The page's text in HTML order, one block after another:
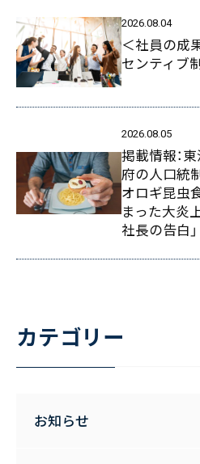
2026.08.04
＜社員の成
センティブ
2026.08.05
掲載情報：
府の人口統
オロギ昆虫
まった大炎
社長の告白」
カテゴリー
お知らせ